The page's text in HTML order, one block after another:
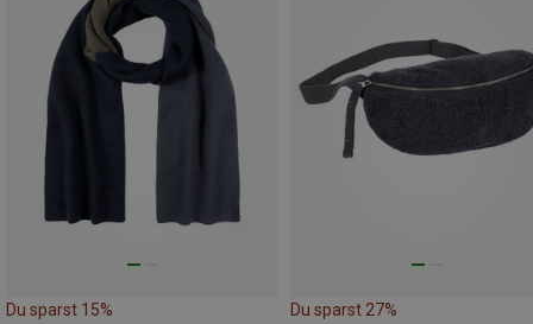
Du sparst 15% Du sparst 27%